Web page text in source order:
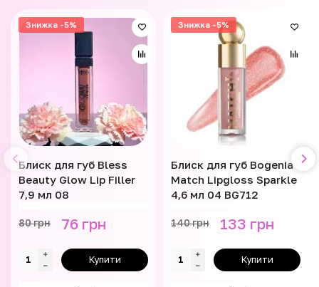
Знижка -5%
Блиск для губ Bless
Beauty Glow Lip Filler
7,9 мл 08
80 грн 76 грн
Купити
Знижка -5%
Блиск для губ Bogenia
Match Lipgloss Sparkle
4,6 мл 04 BG712
140 грн 133 грн
Купити